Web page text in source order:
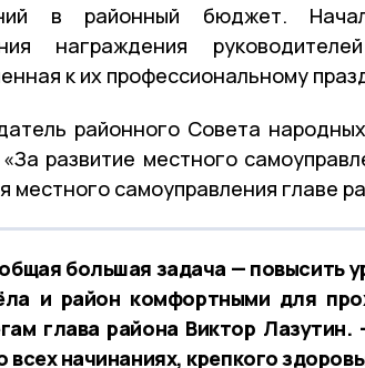
в районный бюджет.
награждения
к их профессиональному
районного Совета
развитие местного
местного самоуправления главе
большая задача — повысить
и район комфортными для
глава района Виктор
всех начинаниях, крепкого